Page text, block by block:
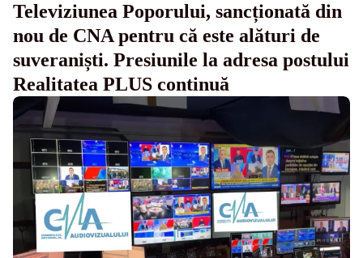
Televiziunea Poporului, sancționată din
nou de CNA pentru că este alături de
suveraniști. Presiunile la adresa postului
Realitatea PLUS continuă